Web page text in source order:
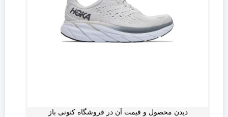
دیدن محصول و قیمت آن در فروشگاه کتونی باز